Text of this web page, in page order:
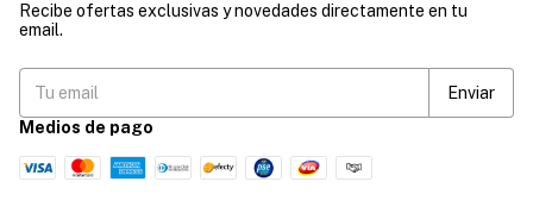
Recibe ofertas exclusivas y novedades directamente en tu
email.
Medios de pago